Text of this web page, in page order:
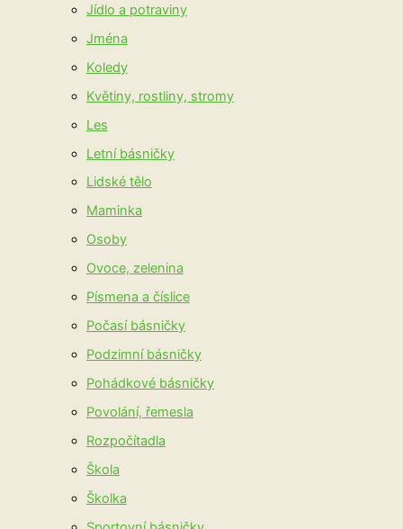
Jídlo a potraviny
Jména
Koledy
Květiny, rostliny, stromy
Les
Letní básničky
Lidské tělo
Maminka
Osoby
Ovoce, zelenina
Písmena a číslice
Počasí básničky
Podzimní básničky
Pohádkové básničky
Povolání, řemesla
Rozpočítadla
Škola
Školka